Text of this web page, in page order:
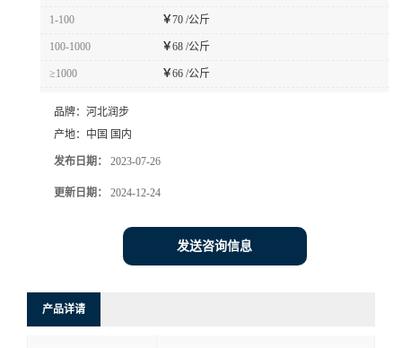
1-100 ￥70 /公斤
100-1000 ￥68 /公斤
≥1000 ￥66 /公斤
品牌： 河北润步
产地： 中国 国内
发布日期： 2023-07-26
更新日期： 2024-12-24
发送咨询信息
产品详请